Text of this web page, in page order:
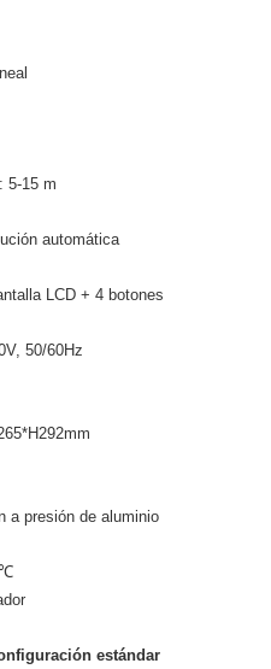
5-15 m
automática
LCD + 4 botones
50/60Hz
a presión de aluminio
℃
estándar